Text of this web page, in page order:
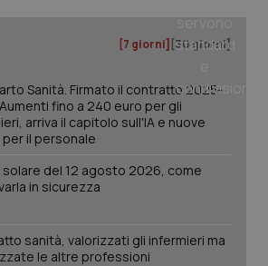
urogenitali
impianti
[7 giorni] [30 giorni]
Sanità. Firmato il contratto 2025-
fino a 240 euro per gli
arriva il capitolo sull'IA e nuove
il personale
solare del 12 agosto 2026, come
in sicurezza
sanità, valorizzati gli infermieri ma
le altre professioni